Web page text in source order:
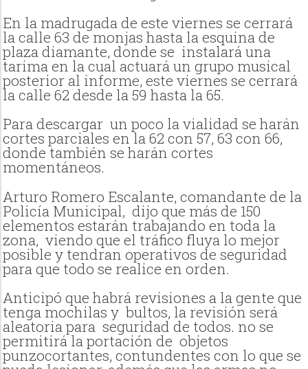
En la madrugada de este viernes se cerrará
la calle 63 de monjas hasta la esquina de
plaza diamante, donde se instalará una
tarima en la cual actuaráun grupo musical
posterior al informe, este viernes se cerrará
la calle 62 desde la 59 hasta la 65.
Para descargar un poco la vialidad se harán
cortes parciales en la 62 con 57, 63 con 66,
donde también se harán cortes
momentáneos.
Arturo Romero Escalante, comandante de la
Policía Municipal, dijo que más de 150
elementos estarán trabajando en toda la
zona, viendo que el tráfico fluya lo mejor
posible y tendran operativos de seguridad
para que todo se realice en orden.
Anticipó que habrá revisiones a la gente que
tenga mochilas y bultos, la revisión será
aleatoria para seguridad de todos. no se
permitirá la portación de objetos
punzocortantes, contundentes con lo que se